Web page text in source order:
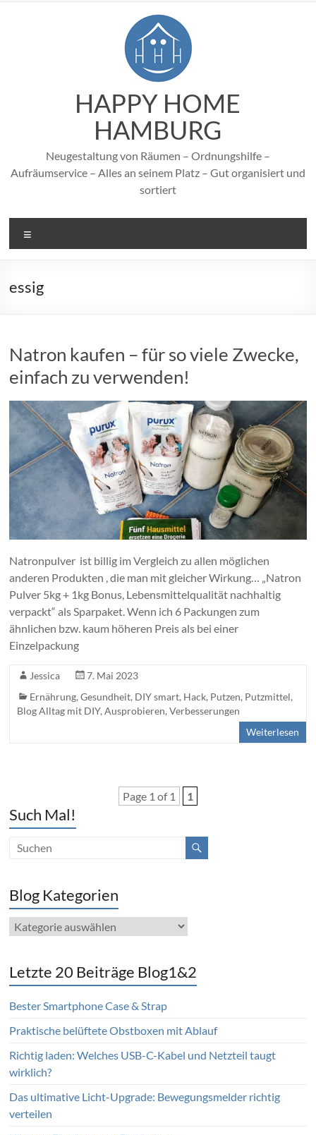
HAPPY HOME
HAMBURG
Neugestaltung von Räumen – Ordnungshilfe –
Aufräumservice – Alles an seinem Platz – Gut organisiert und
sortiert
essig
Natron kaufen – für so viele Zwecke,
einfach zu verwenden!
Natronpulver ist billig im Vergleich zu allen möglichen
anderen Produkten , die man mit gleicher Wirkung… „Natron
Pulver 5kg + 1kg Bonus, Lebensmittelqualität nachhaltig
verpackt“ als Sparpaket. Wenn ich 6 Packungen zum
ähnlichen bzw. kaum höheren Preis als bei einer
Einzelpackung
Jessica
7. Mai 2023
Ernährung,Gesundheit, DIY smart, Hack, Putzen, Putzmittel,
Blog Alltag mit DIY, Ausprobieren, Verbesserungen
Weiterlesen
Page 1 of 1 1
Such Mal!
Blog Kategorien
Blog
Kategorien
Letzte 20 Beiträge Blog1&2
Bester Smartphone Case & Strap
Praktische belüftete Obstboxen mit Ablauf
Richtig laden: Welches USB-C-Kabel und Netzteil taugt
wirklich?
Das ultimative Licht-Upgrade: Bewegungsmelder richtig
verteilen